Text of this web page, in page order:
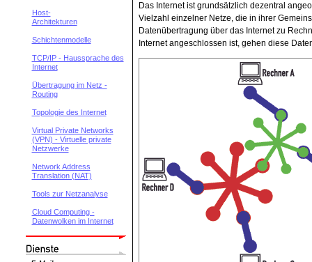
Host-
Architekturen
Schichtenmodelle
TCP/IP - Haussprache des
Internet
Übertragung im Netz -
Routing
Topologie des Internet
Virtual Private Networks
(VPN) - Virtuelle private
Netzwerke
Network Address
Translation (NAT)
Tools zur Netzanalyse
Cloud Computing -
Datenwolken im Internet
Das Internet ist grundsätzlich dezentral
Vielzahl einzelner Netze, die in ihrer
Datenübertragung über das Internet zu
Internet angeschlossen ist, gehen diese